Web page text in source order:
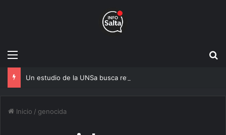
Menú
Inicio / genocida